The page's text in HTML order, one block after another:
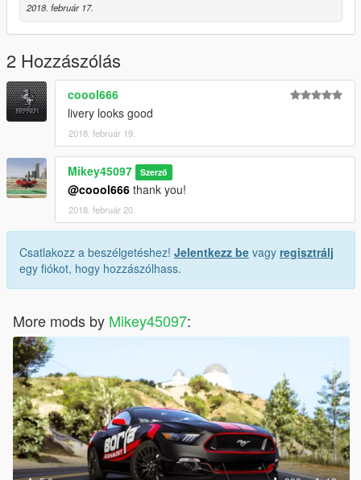
2018. február 17.
2 Hozzászólás
coool666
livery looks good
2018. február 19.
Mikey45097 Szerző
@coool666 thank you!
2018. február 20.
Csatlakozz a beszélgetéshez! Jelentkezz be vagy regisztrálj
egy fiókot, hogy hozzászólhass.
More mods by Mikey45097: